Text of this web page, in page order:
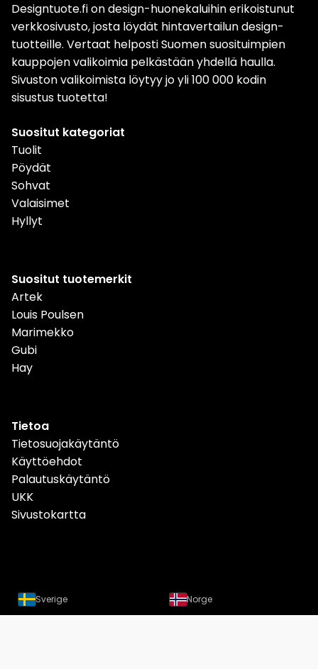
Designtuote.fi on design-huonekaluihin erikoistunut
verkkosivusto, josta löydät hintavertailun design-
tuotteille. Vertaat helposti Suomen suosituimpien
kauppojen valikoimia pelkästään yhdellä haulla.
Sivuston valikoimista löytyy jo yli 100 000 kodin
sisustus tuotetta!
Suositut kategoriat
Tuolit
Pöydät
Sohvat
Valaisimet
Hyllyt
Suositut tuotemerkit
Artek
Louis Poulsen
Marimekko
Gubi
Hay
Tietoa
Tietosuojakäytäntö
Käyttöehdot
Palautuskäytäntö
UKK
Sivustokartta
Sverige Norge